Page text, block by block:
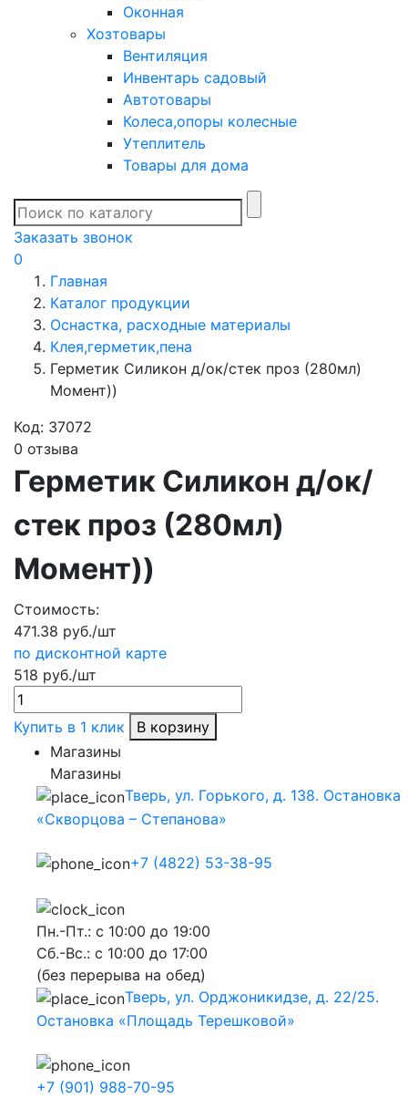
Оконная
Хозтовары
Вентиляция
Инвентарь садовый
Автотовары
Колеса,опоры колесные
Утеплитель
Товары для дома
Заказать звонок
0
Главная
Каталог продукции
Оснастка, расходные материалы
Клея,герметик,пена
Герметик Силикон д/ок/стек проз (280мл)
Момент))
Код: 37072
0 отзыва
Герметик Силикон д/ок/
стек проз (280мл)
Момент))
Стоимость:
471.38 руб./шт
по дисконтной карте
518 руб./шт
Купить в 1 клик
В корзину
Магазины
Магазины
Тверь, ул. Горького, д. 138. Остановка
«Скворцова – Степанова»
+7 (4822) 53-38-95
Пн.-Пт.: с 10:00 до 19:00
Сб.-Вс.: с 10:00 до 17:00
(без перерыва на обед)
Тверь, ул. Орджоникидзе, д. 22/25.
Остановка «Площадь Терешковой»
+7 (901) 988-70-95